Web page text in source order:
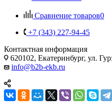
Сравнение товаров0
+7 (343) 227-94-45
Контактная информация
620102, Екатеринбург, ул.
info@b2b-ekb.ru